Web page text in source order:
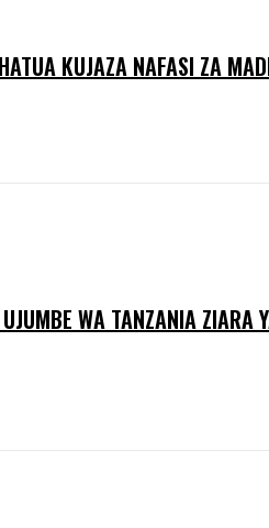
KUJAZA NAFASI ZA
WA TANZANIA ZIARA